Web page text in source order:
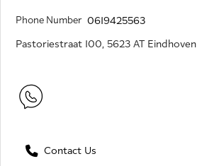
Phone Number 0619425563
Pastoriestraat 100, 5623 AT Eindhoven
Contact Us